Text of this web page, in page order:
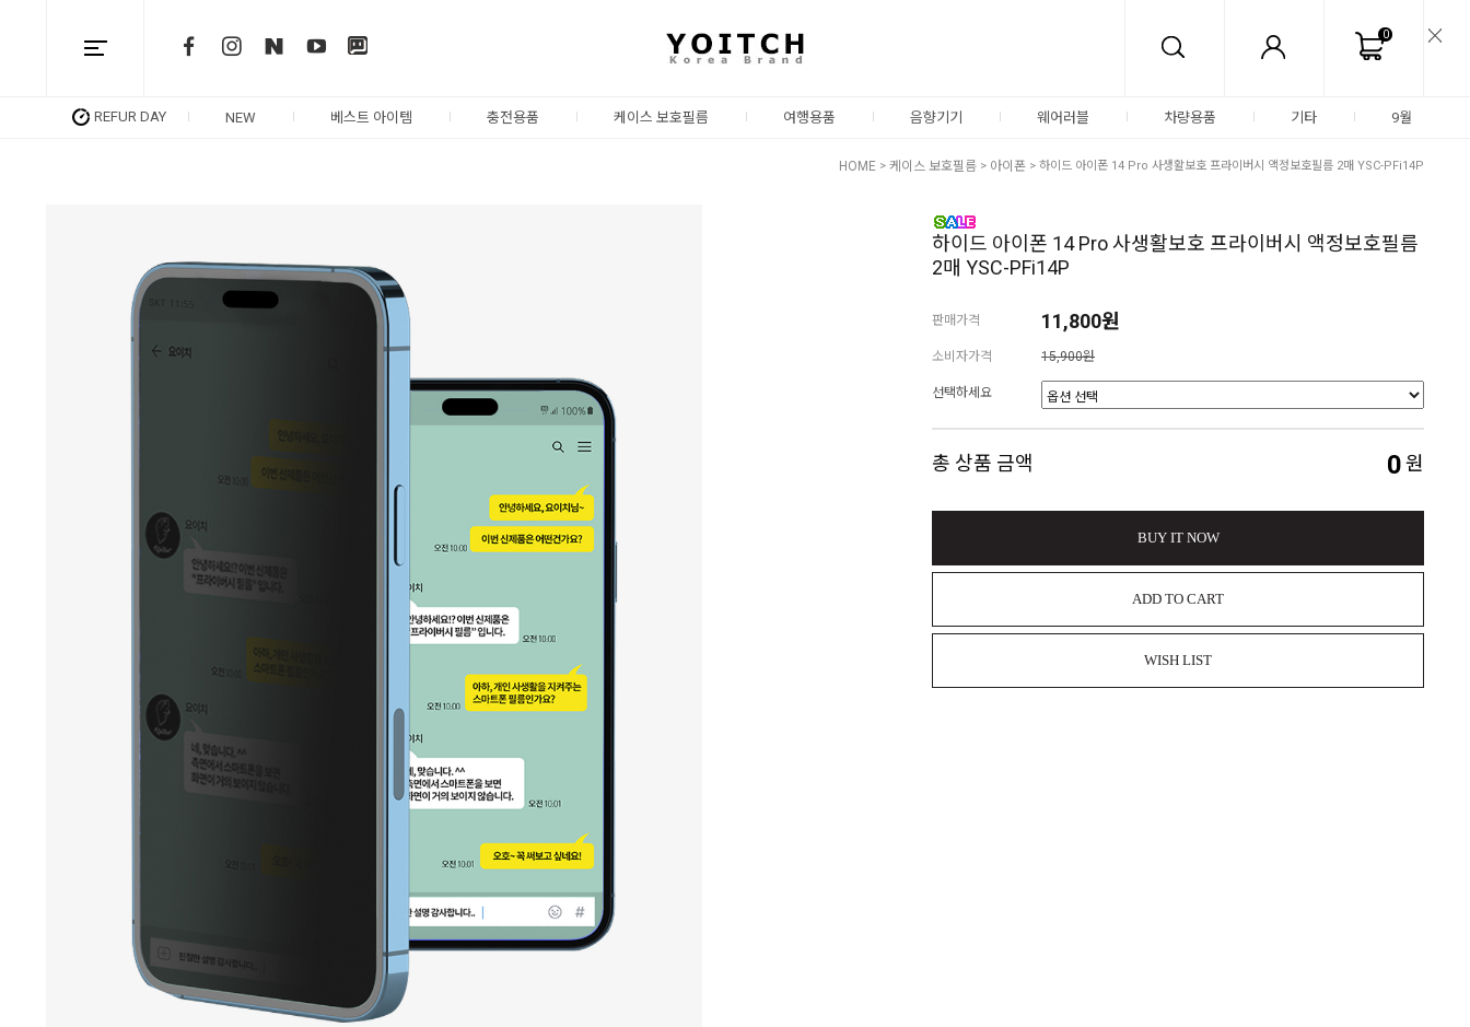
0
REFUR DAY NEW 베스트 아이템 충전용품 케이스 보호필름 여행용품 음향기기 웨어러블 차량용품 기타 9월
HOME > 케이스 보호필름 > 아이폰 > 하이드 아이폰 14 Pro 사생활보호 프라이버시 액정보호필름 2매 YSC-PFi14P
하이드 아이폰 14 Pro 사생활보호 프라이버시 액정보호필름
2매 YSC-PFi14P
판매가격 11,800원
소비자가격 15,900원
선택하세요
총 상품 금액 0원
BUY IT NOW
ADD TO CART
WISH LIST